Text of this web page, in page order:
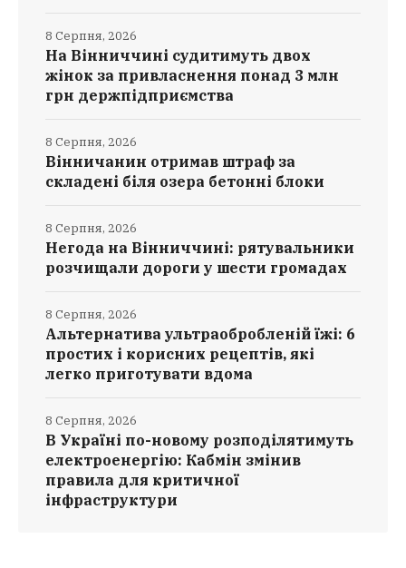
На Вінниччині судитимуть двох
жінок за привласнення понад 3 млн
грн держпідприємства
8 Серпня, 2026
Вінничанин отримав штраф за
складені біля озера бетонні блоки
8 Серпня, 2026
Негода на Вінниччині: рятувальники
розчищали дороги у шести громадах
8 Серпня, 2026
Альтернатива ультраобробленій їжі: 6
простих і корисних рецептів, які
легко приготувати вдома
8 Серпня, 2026
В Україні по-новому розподілятимуть
електроенергію: Кабмін змінив
правила для критичної
інфраструктури
8 Серпня, 2026